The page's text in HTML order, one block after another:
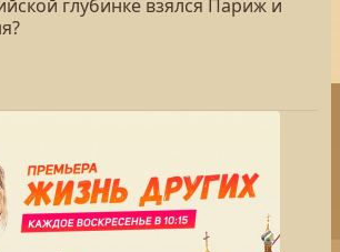
глубинке взялся Париж и